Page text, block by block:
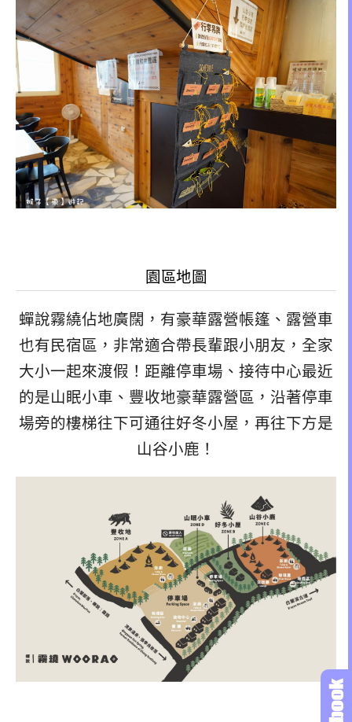
園區地圖
蟬說霧繞佔地廣闊，有豪華露營帳篷、露營車
也有民宿區，非常適合帶長輩跟小朋友，全家
大小一起來渡假！距離停車場、接待中心最近
的是山眠小車、豐收地豪華露營區，沿著停車
場旁的樓梯往下可通往好冬小屋，再往下方是
山谷小鹿！